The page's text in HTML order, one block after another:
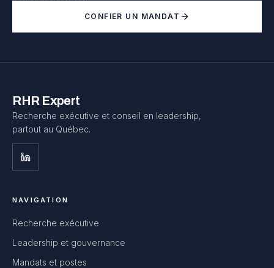
CONFIER UN MANDAT
RHR Expert
Recherche exécutive et conseil en leadership,
partout au Québec.
NAVIGATION
Recherche exécutive
Leadership et gouvernance
Mandats et postes